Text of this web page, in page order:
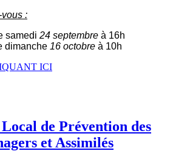
:
samedi 24 septembre à 16h
dimanche 16 octobre à 10h
ICI
de Prévention des
et Assimilés